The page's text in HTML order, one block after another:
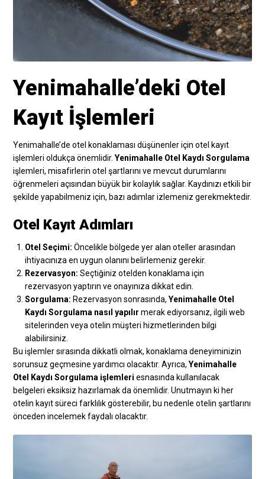
Yenimahalle’deki Otel
Kayıt İşlemleri
Yenimahalle’de otel konaklaması düşünenler için otel kayıt
işlemleri oldukça önemlidir.Yenimahalle Otel Kaydı Sorgulama
işlemleri, misafirlerin otel şartlarını ve mevcut durumlarını
öğrenmeleri açısından büyük bir kolaylık sağlar. Kaydınızı etkili bir
şekilde yapabilmeniz için, bazı adımlar izlemeniz gerekmektedir.
Otel Kayıt Adımları
Otel Seçimi: Öncelikle bölgede yer alan oteller arasından
ihtiyacınıza en uygun olanını belirlemeniz gerekir.
Rezervasyon: Seçtiğiniz otelden konaklama için
rezervasyon yaptırın ve onayınıza dikkat edin.
Sorgulama: Rezervasyon sonrasında,Yenimahalle Otel
Kaydı Sorgulama nasıl yapılır merak ediyorsanız, ilgili web
sitelerinden veya otelin müşteri hizmetlerinden bilgi
alabilirsiniz.
Bu işlemler sırasında dikkatli olmak, konaklama deneyiminizin
sorunsuz geçmesine yardımcı olacaktır. Ayrıca,Yenimahalle
Otel Kaydı Sorgulama işlemleri esnasında kullanılacak
belgeleri eksiksiz hazırlamak da önemlidir. Unutmayın ki her
otelin kayıt süreci farklılık gösterebilir, bu nedenle otelin şartlarını
önceden incelemek faydalı olacaktır.